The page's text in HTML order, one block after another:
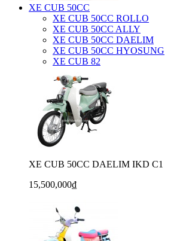
XE CUB 50CC
XE CUB 50CC ROLLO
XE CUB 50CC ALLY
XE CUB 50CC DAELIM
XE CUB 50CC HYOSUNG
XE CUB 82
XE CUB 50CC DAELIM IKD C1
15,500,000₫